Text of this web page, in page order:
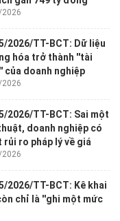
2026/TT-BCT: Dữ liệu
hóa trở thành ''tài
của doanh nghiệp
2026/TT-BCT: Sai một
doanh nghiệp có
ro pháp lý về giá
2026/TT-BCT: Kê khai
chỉ là ''ghi một mức